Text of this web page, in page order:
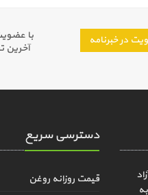
در خبرنامه
با
آخرین
دسترسی سریع
قیمت روزانه روغن